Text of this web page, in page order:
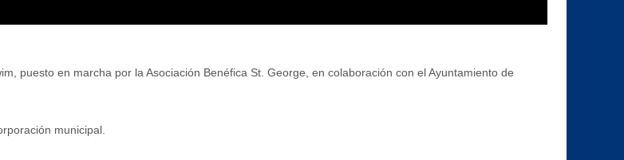
puesto en marcha por la Asociación Benéfica St. George, en colaboración con el Ayuntamiento de
municipal.